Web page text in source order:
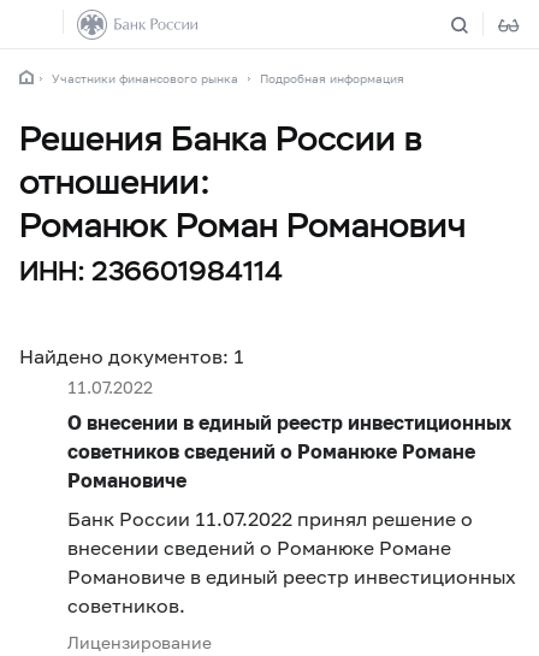
Участники финансового рынка Подробная информация
Решения Банка России в
отношении:
Романюк Роман Романович
ИНН: 236601984114
Найдено документов: 1
11.07.2022
О внесении в единый реестр инвестиционных
советников сведений о Романюке Романе
Романовиче
Банк России 11.07.2022 принял решение о
внесении сведений о Романюке Романе
Романовиче в единый реестр инвестиционных
советников.
Лицензирование